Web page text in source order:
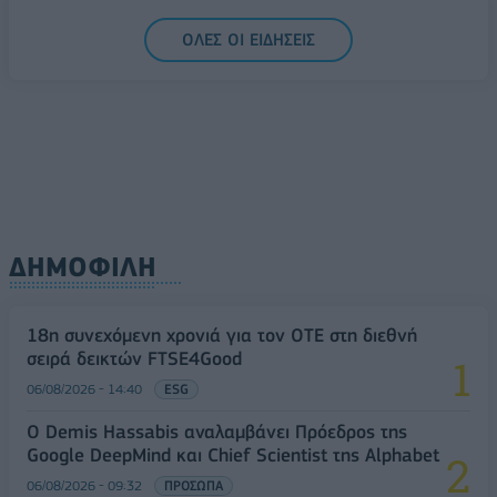
ΟΛΕΣ ΟΙ ΕΙΔΗΣΕΙΣ
ΔΗΜΟΦΙΛΗ
18η συνεχόμενη χρονιά για τον ΟΤΕ στη διεθνή
σειρά δεικτών FTSE4Good
06/08/2026 - 14:40 ESG
Ο Demis Hassabis αναλαμβάνει Πρόεδρος της
Google DeepMind και Chief Scientist της Alphabet
06/08/2026 - 09:32 ΠΡΟΣΩΠΑ